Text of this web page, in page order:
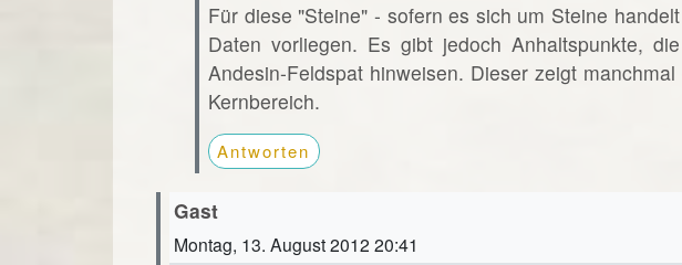
Für diese "Steine" - sofern es sich um Steine
Daten vorliegen. Es gibt jedoch Anhaltspunkte,
Andesin-Feldspat hinweisen. Dieser zeigt
Kernbereich.
Antworten
Gast
Montag, 13. August 2012 20:41